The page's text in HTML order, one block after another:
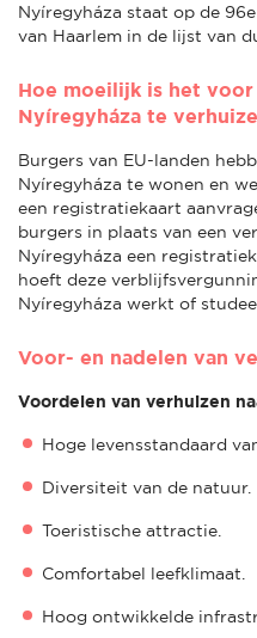
Nyíregyháza staat op de
van Haarlem in de lijst van
Hoe moeilijk is het
Nyíregyháza te
Burgers van EU-landen
Nyíregyháza te wonen en
een registratiekaart
burgers in plaats van een
Nyíregyháza een
hoeft deze
Nyíregyháza werkt of
Voor- en nadelen van
Voordelen van verhuizen
Hoge levensstandaard
Diversiteit van de natuur.
Toeristische attractie.
Comfortabel leefklimaat.
Hoog ontwikkelde